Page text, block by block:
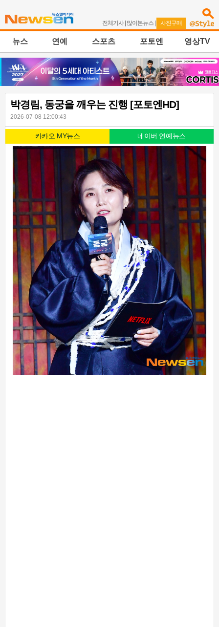
전체기사| 많이본뉴스 | 사진구매
뉴스 연예 스포츠 포토엔 영상TV
박경림, 동궁을 깨우는 진행 [포토엔HD]
2026-07-08 12:00:43
카카오 MY뉴스 네이버 연예뉴스